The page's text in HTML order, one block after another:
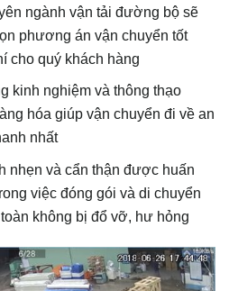
ngành vận tải đường bộ sẽ
phương án vận chuyển tốt
cho quý khách hàng
kinh nghiệm và thông thạo
hóa giúp vận chuyển đi về an
nhất
nhẹn và cẩn thận được huấn
việc đóng gói và di chuyển
không bị đổ vỡ, hư hỏng